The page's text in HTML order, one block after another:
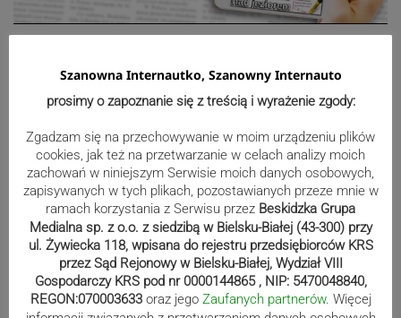
Nawigacja
wpisu
Poprzedni post
Poprzedni
Następny post
Szanowna Internautko, Szanowny Internauto
prosimy o zapoznanie się z treścią i wyrażenie zgody:
Zgadzam się na przechowywanie w moim urządzeniu plików
cookies, jak też na przetwarzanie w celach analizy moich
zachowań w niniejszym Serwisie moich danych osobowych,
zapisywanych w tych plikach, pozostawianych przeze mnie w
ramach korzystania z Serwisu przez Beskidzka Grupa
Medialna sp. z o.o. z siedzibą w Bielsku-Białej (43-300) przy
ul. Żywiecka 118, wpisana do rejestru przedsiębiorców KRS
przez Sąd Rejonowy w Bielsku-Białej, Wydział VIII
Gospodarczy KRS pod nr 0000144865 , NIP: 5470048840,
REGON:070003633 oraz jego Zaufanych partnerów. Więcej